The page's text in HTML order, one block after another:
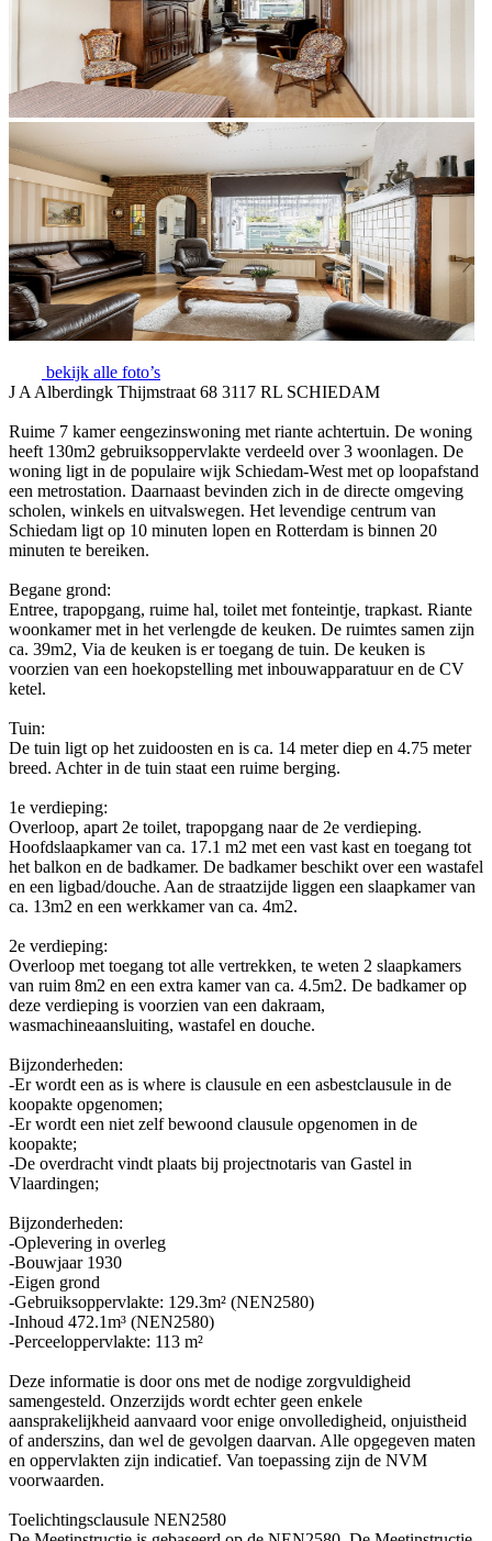
bekijk alle foto’s
J A Alberdingk Thijmstraat 68 3117 RL SCHIEDAM
Ruime 7 kamer eengezinswoning met riante achtertuin. De woning
heeft 130m2 gebruiksoppervlakte verdeeld over 3 woonlagen. De
woning ligt in de populaire wijk Schiedam-West met op loopafstand
een metrostation. Daarnaast bevinden zich in de directe omgeving
scholen, winkels en uitvalswegen. Het levendige centrum van
Schiedam ligt op 10 minuten lopen en Rotterdam is binnen 20
minuten te bereiken.
Begane grond:
Entree, trapopgang, ruime hal, toilet met fonteintje, trapkast. Riante
woonkamer met in het verlengde de keuken. De ruimtes samen zijn
ca. 39m2, Via de keuken is er toegang de tuin. De keuken is
voorzien van een hoekopstelling met inbouwapparatuur en de CV
ketel.
Tuin:
De tuin ligt op het zuidoosten en is ca. 14 meter diep en 4.75 meter
breed. Achter in de tuin staat een ruime berging.
1e verdieping:
Overloop, apart 2e toilet, trapopgang naar de 2e verdieping.
Hoofdslaapkamer van ca. 17.1 m2 met een vast kast en toegang tot
het balkon en de badkamer. De badkamer beschikt over een wastafel
en een ligbad/douche. Aan de straatzijde liggen een slaapkamer van
ca. 13m2 en een werkkamer van ca. 4m2.
2e verdieping:
Overloop met toegang tot alle vertrekken, te weten 2 slaapkamers
van ruim 8m2 en een extra kamer van ca. 4.5m2. De badkamer op
deze verdieping is voorzien van een dakraam,
wasmachineaansluiting, wastafel en douche.
Bijzonderheden:
-Er wordt een as is where is clausule en een asbestclausule in de
koopakte opgenomen;
-Er wordt een niet zelf bewoond clausule opgenomen in de
koopakte;
-De overdracht vindt plaats bij projectnotaris van Gastel in
Vlaardingen;
Bijzonderheden:
-Oplevering in overleg
-Bouwjaar 1930
-Eigen grond
-Gebruiksoppervlakte: 129.3m² (NEN2580)
-Inhoud 472.1m³ (NEN2580)
-Perceeloppervlakte: 113 m²
Deze informatie is door ons met de nodige zorgvuldigheid
samengesteld. Onzerzijds wordt echter geen enkele
aansprakelijkheid aanvaard voor enige onvolledigheid, onjuistheid
of anderszins, dan wel de gevolgen daarvan. Alle opgegeven maten
en oppervlakten zijn indicatief. Van toepassing zijn de NVM
voorwaarden.
Toelichtingsclausule NEN2580